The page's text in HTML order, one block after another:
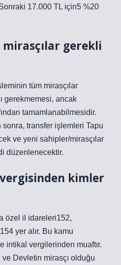
17.000 TL için5 %20
gerekli
tüm mirasçılar
gerekmemesi, ancak
tamamlanabilmesidir.
sonra, transfer işlemleri Tapu
ve yeni sahipler/mirasçılar
düzenlenecektir.
kimler
özel il idareleri152,
yer alır. Bu kamu
intikal vergilerinden muaftır.
Devletin mirasçı olduğu